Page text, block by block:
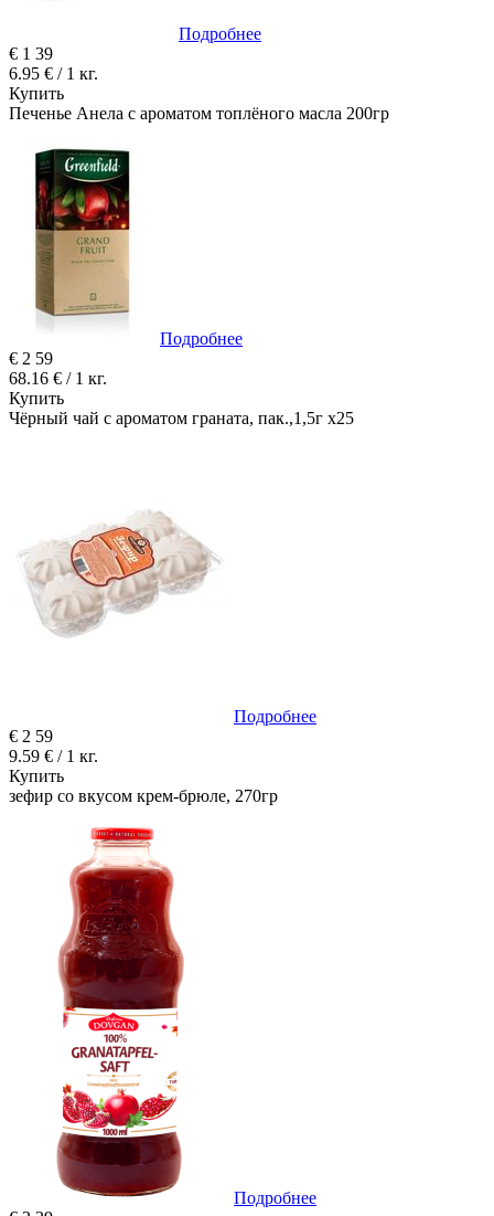
Подробнее
€ 1 39
6.95 € / 1 кг.
Купить
Печенье Анела с ароматом топлёного масла 200гр
Подробнее
€ 2 59
68.16 € / 1 кг.
Купить
Чёрный чай с ароматом граната, пак.,1,5г х25
Подробнее
€ 2 59
9.59 € / 1 кг.
Купить
зефир со вкусом крем-брюле, 270гр
Подробнее